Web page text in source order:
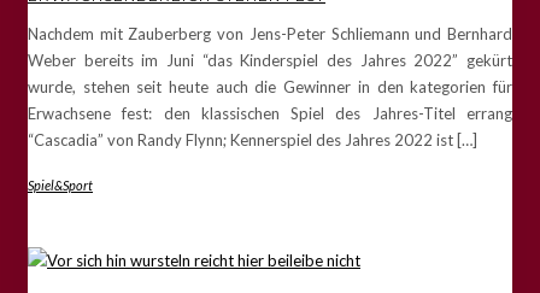
Nachdem mit Zauberberg von Jens-Peter Schliemann und Bernhard
Weber bereits im Juni “das Kinderspiel des Jahres 2022” gekürt
wurde, stehen seit heute auch die Gewinner in den kategorien für
Erwachsene fest: den klassischen Spiel des Jahres-Titel errang
“Cascadia” von Randy Flynn; Kennerspiel des Jahres 2022 ist […]
Spiel&Sport